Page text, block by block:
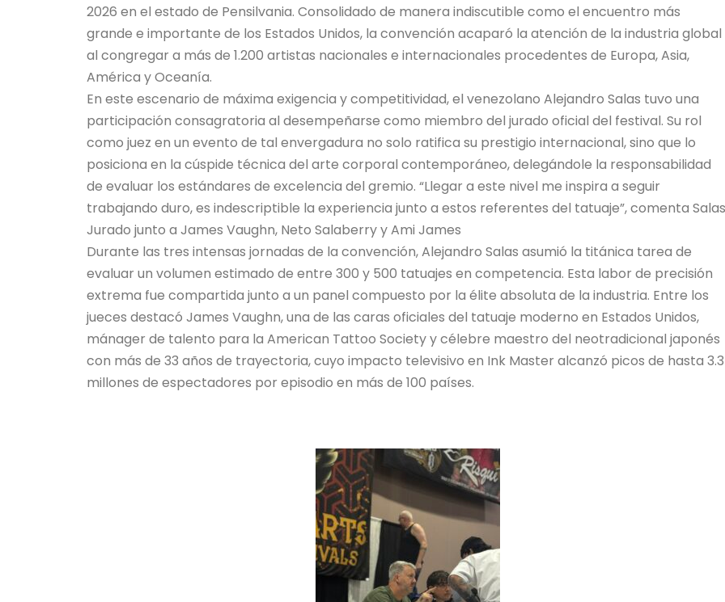
2026 en el estado de Pensilvania. Consolidado de manera indiscutible como el encuentro más
grande e importante de los Estados Unidos, la convención acaparó la atención de la industria global
al congregar a más de 1.200 artistas nacionales e internacionales procedentes de Europa, Asia,
América y Oceanía.
En este escenario de máxima exigencia y competitividad, el venezolano Alejandro Salas tuvo una
participación consagratoria al desempeñarse como miembro del jurado oficial del festival. Su rol
como juez en un evento de tal envergadura no solo ratifica su prestigio internacional, sino que lo
posiciona en la cúspide técnica del arte corporal contemporáneo, delegándole la responsabilidad
de evaluar los estándares de excelencia del gremio. “Llegar a este nivel me inspira a seguir
trabajando duro, es indescriptible la experiencia junto a estos referentes del tatuaje”, comenta
Jurado junto a James Vaughn, Neto Salaberry y Ami James
Durante las tres intensas jornadas de la convención, Alejandro Salas asumió la titánica tarea de
evaluar un volumen estimado de entre 300 y 500 tatuajes en competencia. Esta labor de precisión
extrema fue compartida junto a un panel compuesto por la élite absoluta de la industria. Entre los
jueces destacó James Vaughn, una de las caras oficiales del tatuaje moderno en Estados Unidos,
mánager de talento para la American Tattoo Society y célebre maestro del neotradicional japonés
con más de 33 años de trayectoria, cuyo impacto televisivo en Ink Master alcanzó picos de hasta 3.3
millones de espectadores por episodio en más de 100 países.